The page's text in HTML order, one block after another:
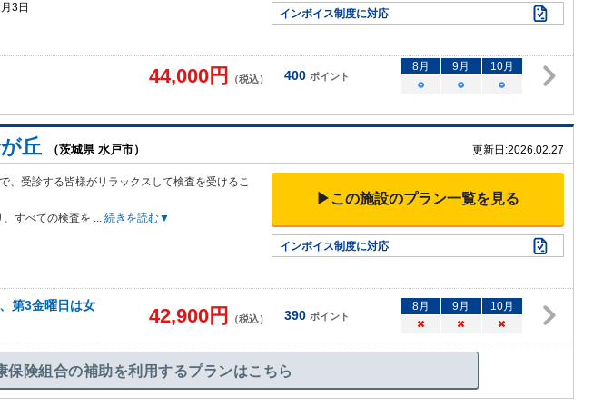
3日 インボイス制度に対応
44,000円 （税込） 400 ポイント
8月 9月 10月
○
○ ○
丘 （茨城県 水戸市） 更新日:2026.02.27
、受診する皆様がリラックスして検査を受けるこ
すべての検査を ... 続きを読む▼
▶この施設のプラン一覧を見る
インボイス制度に対応
第3金曜日は女
42,900円 （税込） 390 ポイント
8月 9月 10月
×
× ×
保険組合の補助を利用するプランはこちら